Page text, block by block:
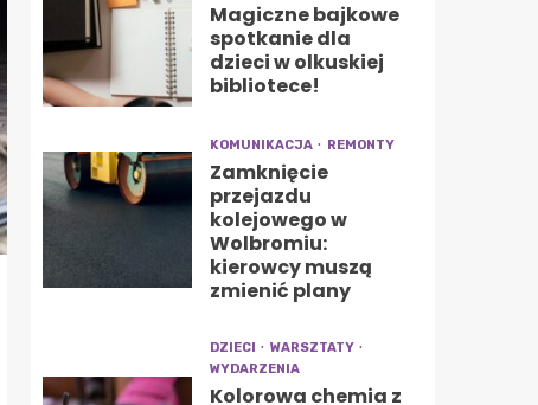
Magiczne bajkowe
spotkanie dla
dzieci w olkuskiej
bibliotece!
KOMUNIKACJA REMONTY
Zamknięcie
przejazdu
kolejowego w
Wolbromiu:
kierowcy muszą
zmienić plany
DZIECI
WARSZTATY
WYDARZENIA
Kolorowa chemia z